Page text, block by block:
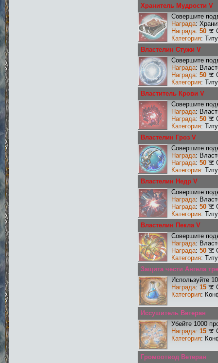
Хранитель Мудрости V
Совершите
Награда:
Награда: 50
Категория:
Властелин Стужи V
Совершите
Награда:
Награда: 50
Категория:
Властитель Крови V
Совершите
Награда:
Награда: 50
Категория:
Властелин Гроз V
Совершите
Награда:
Награда: 50
Категория:
Властелин Недр V
Совершите
Награда:
Награда: 50
Категория:
Властелин Пекла V
Совершите
Награда:
Награда: 50
Категория:
Защита чести Ангела
Используйте
Награда: 15
Категория:
Иссушитель Ветеран
Убейте 1000
Награда: 15
Категория:
Громоотвод Ветеран